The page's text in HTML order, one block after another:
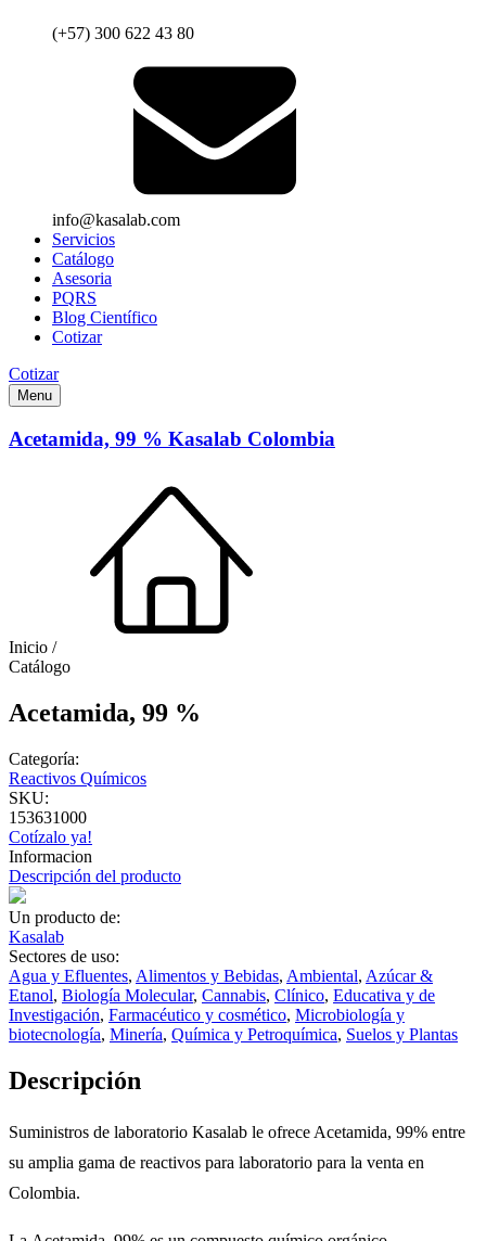
(+57) 300 622 43 80
info@kasalab.com
Servicios
Catálogo
Asesoria
PQRS
Blog Científico
Cotizar
Cotizar
Menu
Acetamida, 99 % Kasalab Colombia
Inicio /
Catálogo
Acetamida, 99 %
Categoría:
Reactivos Químicos
SKU:
153631000
Cotízalo ya!
Informacion
Descripción del producto
Un producto de:
Kasalab
Sectores de uso:
Agua y Efluentes, Alimentos y Bebidas, Ambiental, Azúcar &
Etanol, Biología Molecular, Cannabis, Clínico, Educativa y de
Investigación, Farmacéutico y cosmético, Microbiología y
biotecnología, Minería, Química y Petroquímica, Suelos y Plantas
Descripción
Suministros de laboratorio Kasalab le ofrece Acetamida, 99% entre
su amplia gama de reactivos para laboratorio para la venta en
Colombia.